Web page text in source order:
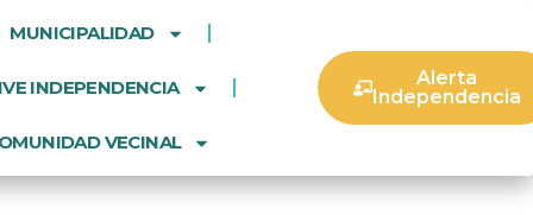
MUNICIPALIDAD
INDEPENDENCIA
VECINAL
Alerta
Independencia